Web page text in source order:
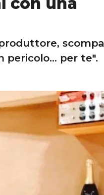
pericolo... per te".